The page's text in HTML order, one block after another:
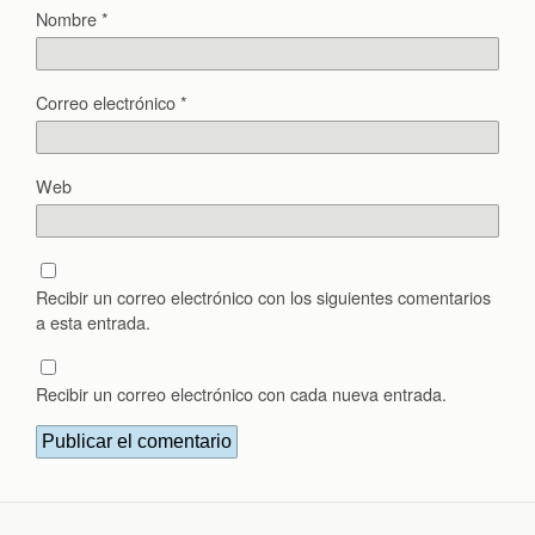
Nombre*
Correo electrónico*
Web
Recibir un correo electrónico con los siguientes comentarios
a esta entrada.
Recibir un correo electrónico con cada nueva entrada.